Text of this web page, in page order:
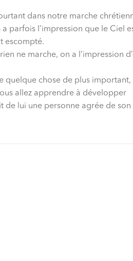
dans notre marche
parfois l’impression que le Ciel
escompté.
ne marche, on a l’impression
quelque chose de plus
allez apprendre à développer
lui une personne agrée de son